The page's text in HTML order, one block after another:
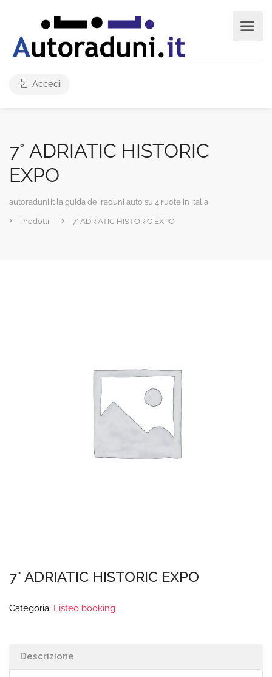
Accedi
7° ADRIATIC HISTORIC
EXPO
autoraduni.it la guida dei raduni auto su 4 ruote in Italia
Prodotti 7° ADRIATIC HISTORIC EXPO
7° ADRIATIC HISTORIC EXPO
Categoria: Listeo booking
Descrizione